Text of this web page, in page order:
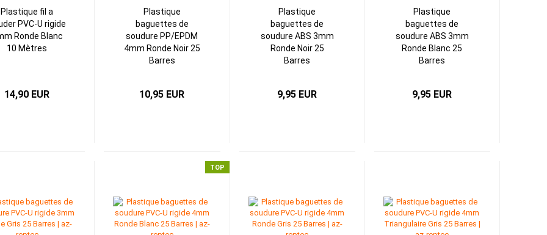
Plastique fil a
PVC-U rigide
Ronde Blanc
10 Mètres
14,90 EUR
Plastique
baguettes de
soudure PP/EPDM
4mm Ronde Noir 25
Barres
10,95 EUR
Plastique
baguettes de
soudure ABS 3mm
Ronde Noir 25
Barres
9,95 EUR
Plastique
baguettes de
soudure ABS 3mm
Ronde Blanc 25
Barres
9,95 EUR
TOP